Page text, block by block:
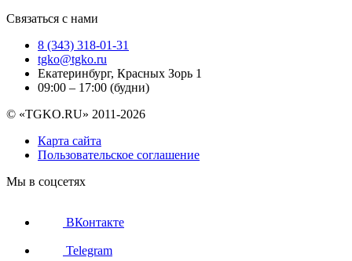
Связаться с нами
8 (343) 318-01-31
tgko@tgko.ru
Екатеринбург, Красных Зорь 1
09:00 – 17:00 (будни)
© «TGKO.RU» 2011-2026
Карта сайта
Пользовательское соглашение
Мы в соцсетях
ВКонтакте
Telegram